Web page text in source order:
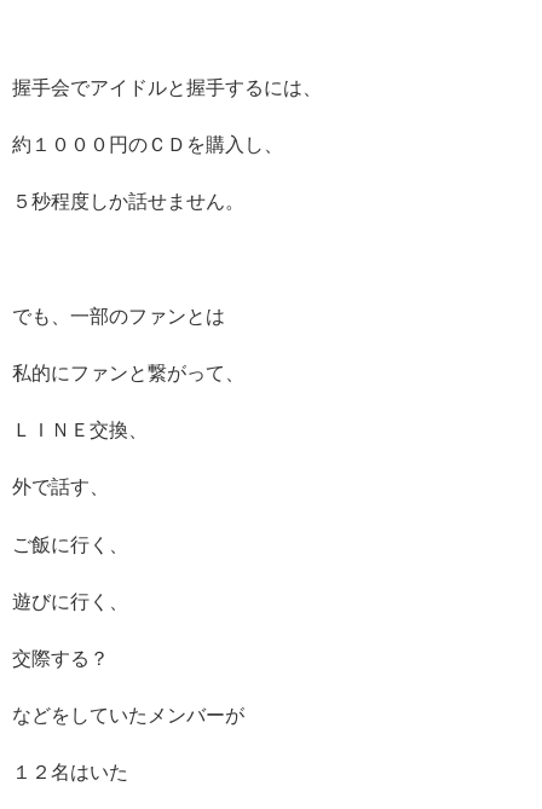
握手会でアイドルと握手するには、
約１０００円のＣＤを購入し、
５秒程度しか話せません。
でも、一部のファンとは
私的にファンと繋がって、
ＬＩＮＥ交換、
外で話す、
ご飯に行く、
遊びに行く、
交際する？
などをしていたメンバーが
１２名はいた